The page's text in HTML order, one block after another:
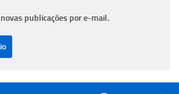
publicações por e-mail.